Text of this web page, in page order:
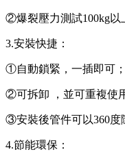
②爆裂壓力測試100kg以上
3.安裝快捷：
①自動鎖緊 ，一插即可；
②可拆卸  ，並可重複使
③安裝後管件可以360度隨
4.節能環保 ：